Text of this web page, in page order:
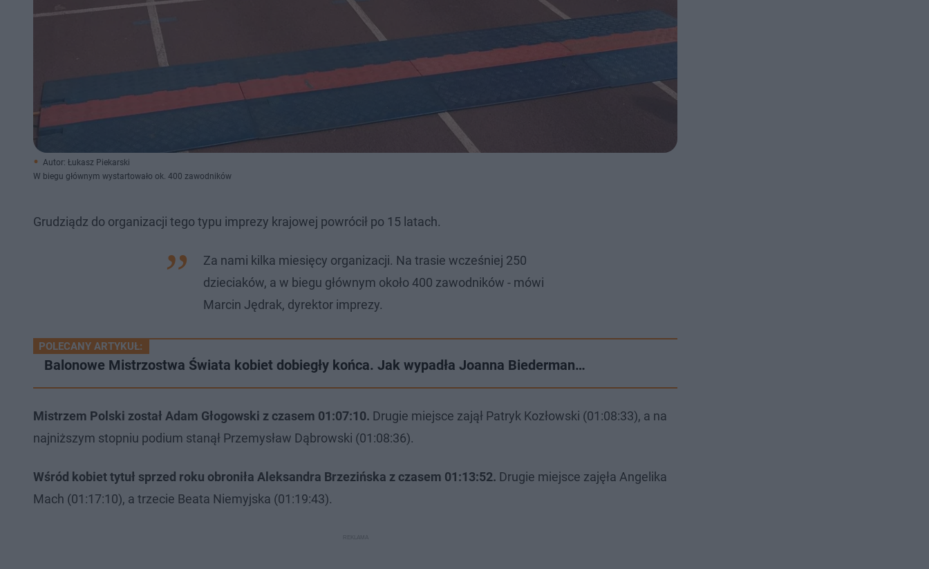
Autor: Łukasz Piekarski
W biegu głównym wystartowało ok. 400 zawodników
Grudziądz do organizacji tego typu imprezy krajowej powrócił po 15 latach.
Za nami kilka miesięcy organizacji. Na trasie wcześniej 250
dzieciaków, a w biegu głównym około 400 zawodników - mówi
Marcin Jędrak, dyrektor imprezy.
POLECANY ARTYKUŁ:
Balonowe Mistrzostwa Świata kobiet dobiegły końca. Jak wypadła Joanna Biederman…
Mistrzem Polski został Adam Głogowski z czasem 01:07:10. Drugie miejsce zajął Patryk Kozłowski (01:08:33), a na
najniższym stopniu podium stanął Przemysław Dąbrowski (01:08:36).
Wśród kobiet tytuł sprzed roku obroniła Aleksandra Brzezińska z czasem 01:13:52. Drugie miejsce zajęła Angelika
Mach (01:17:10), a trzecie Beata Niemyjska (01:19:43).